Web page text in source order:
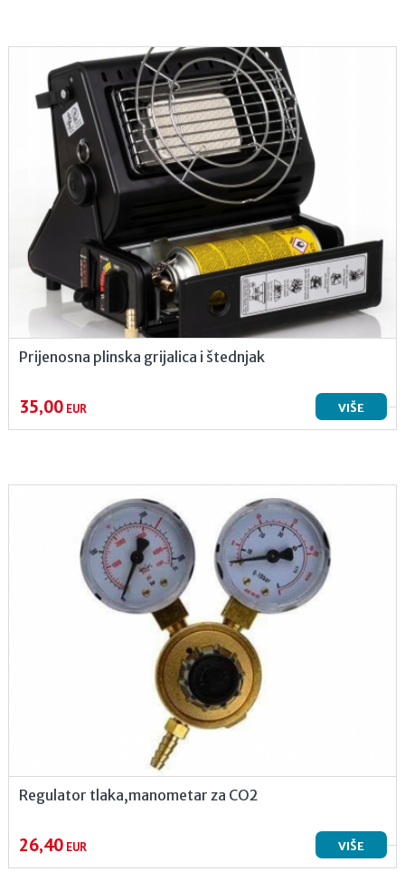
Prijenosna plinska grijalica i štednjak
35,00EUR VIŠE
Regulator tlaka,manometar za CO2
26,40EUR VIŠE